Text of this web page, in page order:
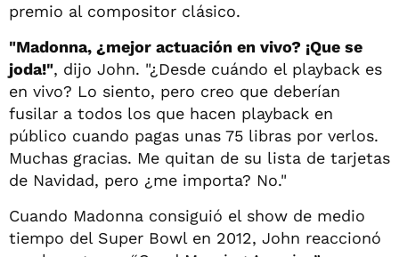
premio al compositor clásico.
"Madonna, ¿mejor actuación en vivo? ¡Que se
joda!", dijo John. "¿Desde cuándo el playback es
en vivo? Lo siento, pero creo que deberían
fusilar a todos los que hacen playback en
público cuando pagas unas 75 libras por verlos.
Muchas gracias. Me quitan de su lista de tarjetas
de Navidad, pero ¿me importa? No."
Cuando Madonna consiguió el show de medio
tiempo del Super Bowl en 2012, John reaccionó